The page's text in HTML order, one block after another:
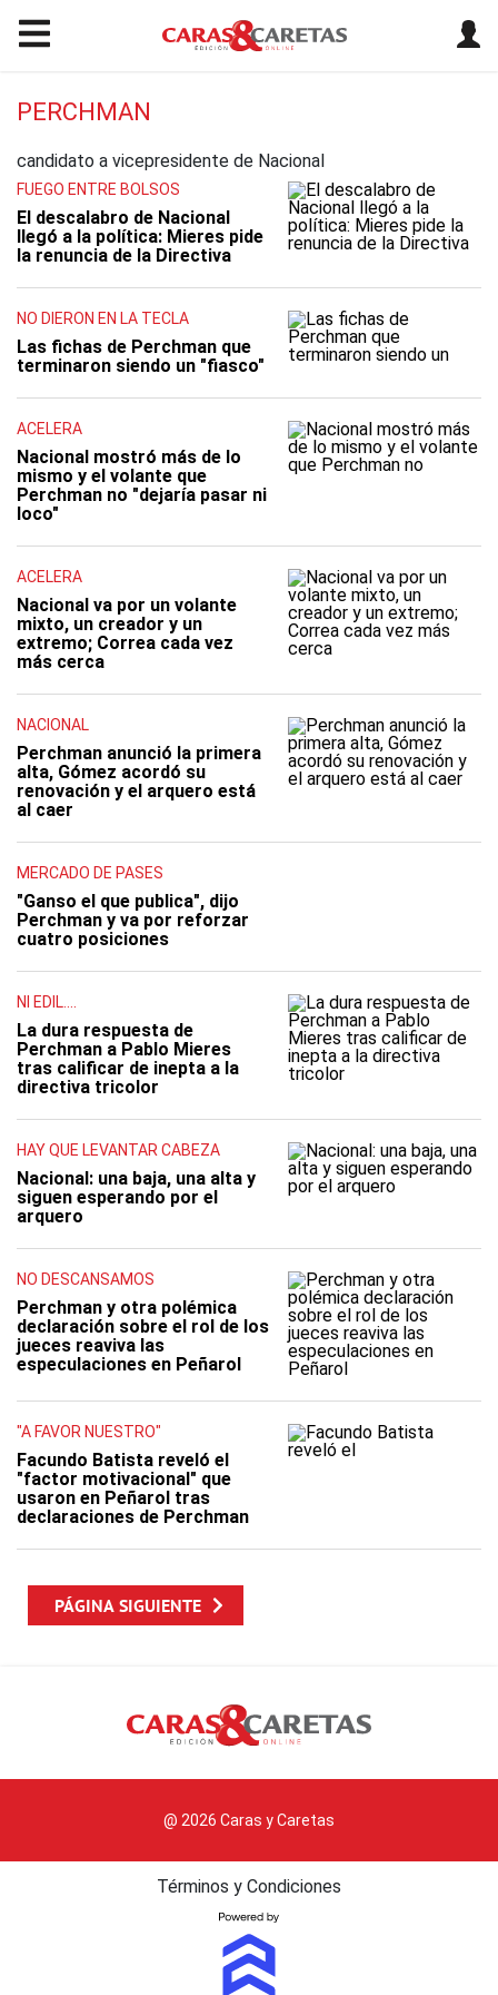
PERCHMAN
candidato a vicepresidente de Nacional
FUEGO ENTRE BOLSOS
El descalabro de Nacional
llegó a la política: Mieres pide
la renuncia de la Directiva
NO DIERON EN LA TECLA
Las fichas de Perchman que
terminaron siendo un "fiasco"
ACELERA
Nacional mostró más de lo
mismo y el volante que
Perchman no "dejaría pasar ni
loco"
ACELERA
Nacional va por un volante
mixto, un creador y un
extremo; Correa cada vez
más cerca
NACIONAL
Perchman anunció la primera
alta, Gómez acordó su
renovación y el arquero está
al caer
MERCADO DE PASES
"Ganso el que publica", dijo
Perchman y va por reforzar
cuatro posiciones
NI EDIL....
La dura respuesta de
Perchman a Pablo Mieres
tras calificar de inepta a la
directiva tricolor
HAY QUE LEVANTAR CABEZA
Nacional: una baja, una alta y
siguen esperando por el
arquero
NO DESCANSAMOS
Perchman y otra polémica
declaración sobre el rol de los
jueces reaviva las
especulaciones en Peñarol
"A FAVOR NUESTRO"
Facundo Batista reveló el
"factor motivacional" que
usaron en Peñarol tras
declaraciones de Perchman
PÁGINA SIGUIENTE
@ 2026 Caras y Caretas
Términos y Condiciones